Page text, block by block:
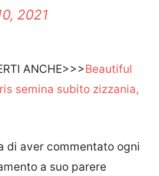
2021
ANCHE>>>Beautiful
semina subito zizzania,
di aver commentato ogni
a suo parere